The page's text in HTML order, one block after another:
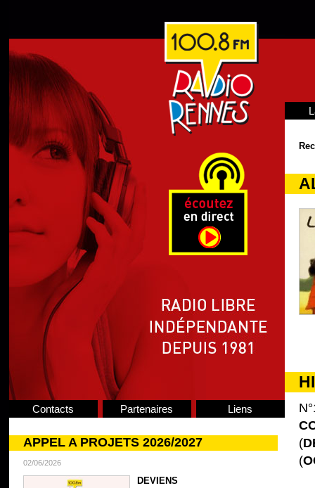
Contacts Partenaires Liens
APPEL A PROJETS 2026/2027
02/06/2026
DEVIENS
(
(